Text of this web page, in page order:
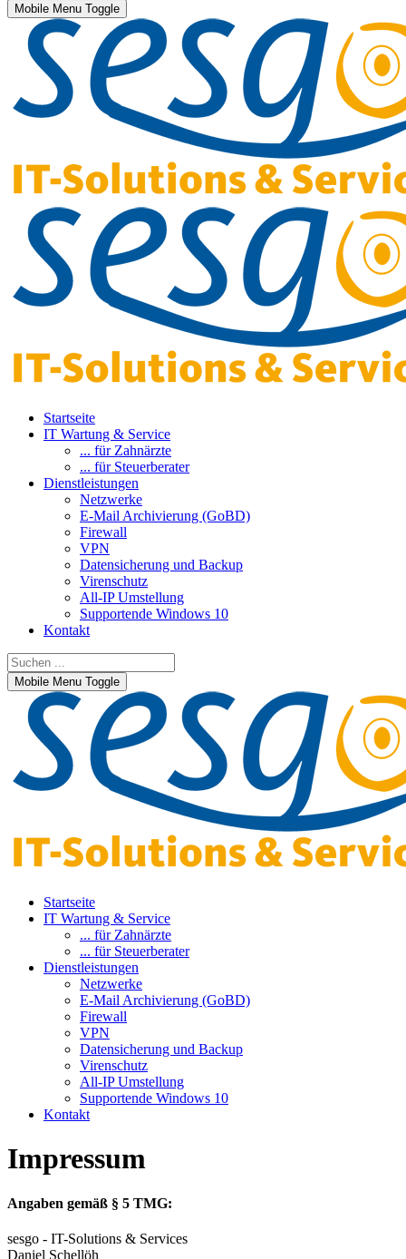
Mobile Menu Toggle
Startseite
IT Wartung & Service
... für Zahnärzte
... für Steuerberater
Dienstleistungen
Netzwerke
E-Mail Archivierung (GoBD)
Firewall
VPN
Datensicherung und Backup
Virenschutz
All-IP Umstellung
Supportende Windows 10
Kontakt
Mobile Menu Toggle
Startseite
IT Wartung & Service
... für Zahnärzte
... für Steuerberater
Dienstleistungen
Netzwerke
E-Mail Archivierung (GoBD)
Firewall
VPN
Datensicherung und Backup
Virenschutz
All-IP Umstellung
Supportende Windows 10
Kontakt
Impressum
Angaben gemäß § 5 TMG:
sesgo - IT-Solutions & Services
Daniel Schellöh